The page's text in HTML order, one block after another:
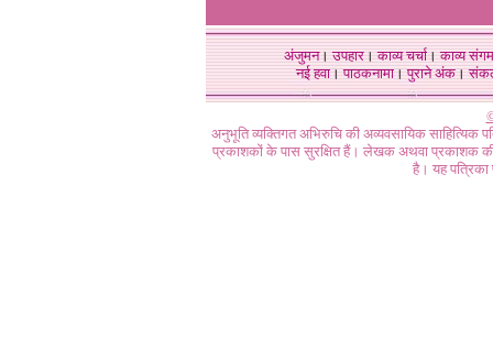
अंजुमन।उपहार।काव्य चर्चा।काव्य संगम
नई हवा। पाठकनामा। पुराने अंक।
अनुभूति व्यक्तिगत अभिरुचि की अव्यवसायिक
प्रकाशकों के पास सुरक्षित हैं। लेखक अथवा प्रकाशक की
है। यह पत्रिका